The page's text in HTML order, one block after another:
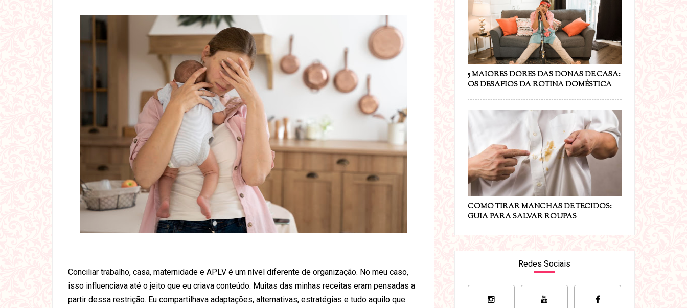
Conciliar trabalho, casa, maternidade e APLV é um nível diferente de organização. No meu caso,
isso influenciava até o jeito que eu criava conteúdo. Muitas das minhas receitas eram pensadas a
partir dessa restrição. Eu compartilhava adaptações, alternativas, estratégias e tudo aquilo que
5 MAIORES DORES DAS DONAS DE CASA:
OS DESAFIOS DA ROTINA DOMÉSTICA
COMO TIRAR MANCHAS DE TECIDOS:
GUIA PARA SALVAR ROUPAS
Redes Sociais